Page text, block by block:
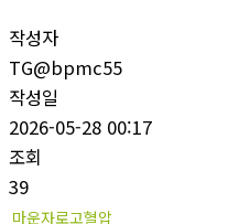
작성자
TG@bpmc55
작성일
2026-05-28 00:17
조회
39
마운자로고혈압